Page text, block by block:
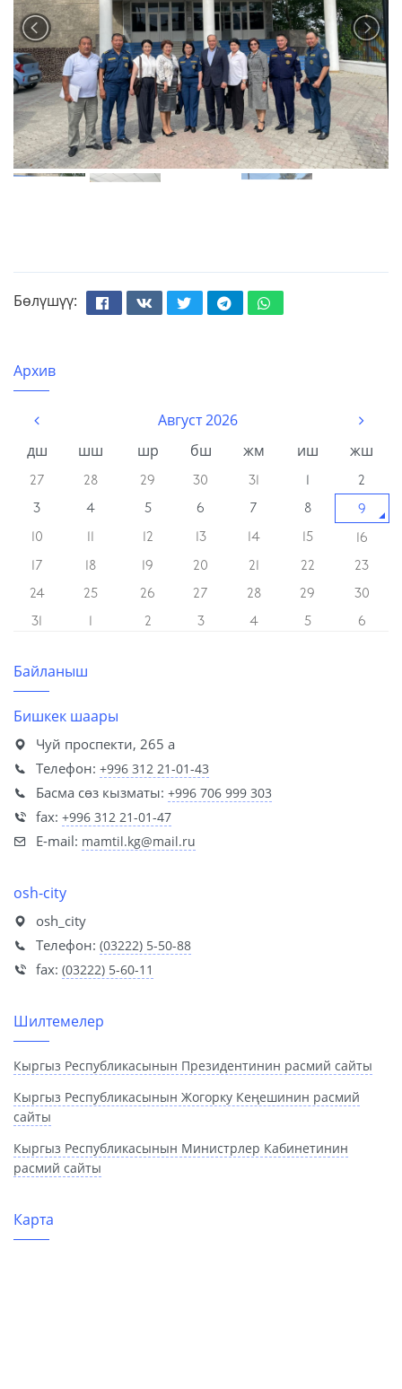
Бөлүшүү:
FacebookВконтактеТвиттерТелеграмWhatsapp
Архив
Август 2026
дш
шш шр бш жм иш жш
27 28 29 30 31
2
3
4 5 6 7 8
9
10
12 13 14 15
16
17
18 19 20 21 22
23
24
25 26 27 28 29
30
31
2 3 4 5 6
Байланыш
Бишкек шаары
Чуй проспекти, 265 а
Телефон: +996 312 21-01-43
Басма сөз кызматы: +996 706 999 303
fax: +996 312 21-01-47
E-mail: mamtil.kg@mail.ru
osh-city
osh_city
Телефон: (03222) 5-50-88
fax: (03222) 5-60-11
Шилтемелер
Кыргыз Республикасынын Президентинин расмий сайты
Кыргыз Республикасынын Жогорку Кеңешинин расмий
сайты
Кыргыз Республикасынын Министрлер Кабинетинин
расмий сайты
Карта